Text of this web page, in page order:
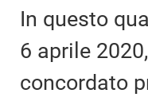
In questo
6 aprile
concordato